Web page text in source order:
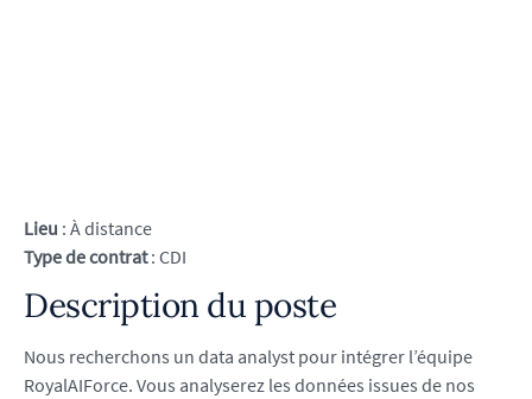
Lieu : À distance
Type de contrat: CDI
Description du poste
Nous recherchons un data analyst pour intégrer l’équipe
RoyalAIForce. Vous analyserez les données issues de nos